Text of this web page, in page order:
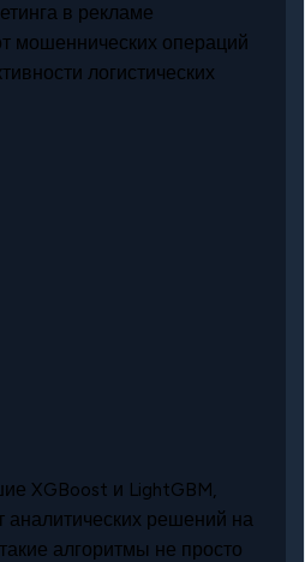
в рекламе
мошеннических операций
логистических
XGBoost и LightGBM,
аналитических решений на
алгоритмы не просто